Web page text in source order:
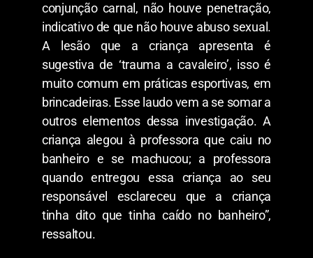
conjunção carnal, não houve penetração,
indicativo de que não houve abuso sexual.
A lesão que a criança apresenta é
sugestiva de ‘trauma a cavaleiro’, isso é
muito comum em práticas esportivas, em
brincadeiras. Esse laudo vem a se somar a
outros elementos dessa investigação. A
criança alegou à professora que caiu no
banheiro e se machucou; a professora
quando entregou essa criança ao seu
responsável esclareceu que a criança
tinha dito que tinha caído no banheiro”,
ressaltou.